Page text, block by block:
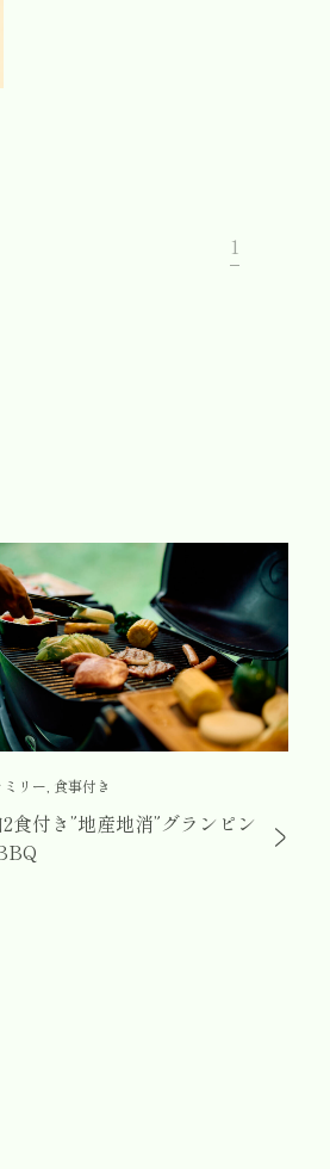
1
ミリー, 食事付き
食付き”地産地消”グランピン